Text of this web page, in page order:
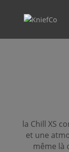
la Chill XS
et une
même là